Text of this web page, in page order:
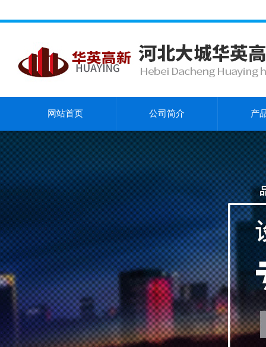
网站首页 公司简介 产